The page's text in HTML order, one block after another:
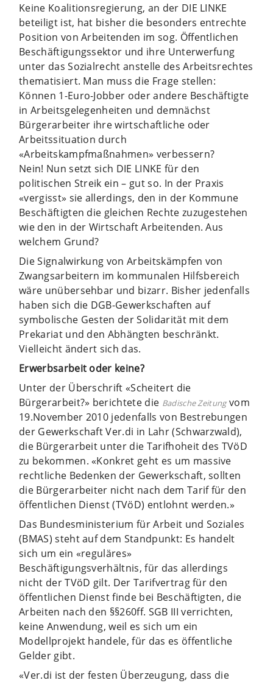
Keine Koalitionsregierung, an der DIE LINKE
beteiligt ist, hat bisher die besonders entrechte
Position von Arbeitenden im sog. Öffentlichen
Beschäftigungssektor und ihre Unterwerfung
unter das Sozialrecht anstelle des Arbeitsrechtes
thematisiert. Man muss die Frage stellen:
Können 1-Euro-Jobber oder andere Beschäftigte
in Arbeitsgelegenheiten und demnächst
Bürgerarbeiter ihre wirtschaftliche oder
Arbeitssituation durch
«Arbeitskampfmaßnahmen» verbessern?
Nein! Nun setzt sich DIE LINKE für den
politischen Streik ein – gut so. In der Praxis
«vergisst» sie allerdings, den in der Kommune
Beschäftigten die gleichen Rechte zuzugestehen
wie den in der Wirtschaft Arbeitenden. Aus
welchem Grund?
Die Signalwirkung von Arbeitskämpfen von
Zwangsarbeitern im kommunalen Hilfsbereich
wäre unübersehbar und bizarr. Bisher jedenfalls
haben sich die DGB-Gewerkschaften auf
symbolische Gesten der Solidarität mit dem
Prekariat und den Abhängten beschränkt.
Vielleicht ändert sich das.
Erwerbsarbeit oder keine?
Unter der Überschrift «Scheitert die
Bürgerarbeit?» berichtete die Badische Zeitungvom
19.November 2010 jedenfalls von Bestrebungen
der Gewerkschaft Ver.di in Lahr (Schwarzwald),
die Bürgerarbeit unter die Tarifhoheit des TVöD
zu bekommen. «Konkret geht es um massive
rechtliche Bedenken der Gewerkschaft, sollten
die Bürgerarbeiter nicht nach dem Tarif für den
öffentlichen Dienst (TVöD) entlohnt werden.»
Das Bundesministerium für Arbeit und Soziales
(BMAS) steht auf dem Standpunkt: Es handelt
sich um ein «reguläres»
Beschäftigungsverhältnis, für das allerdings
nicht der TVöD gilt. Der Tarifvertrag für den
öffentlichen Dienst finde bei Beschäftigten, die
Arbeiten nach den §§260ff. SGB III verrichten,
keine Anwendung, weil es sich um ein
Modellprojekt handele, für das es öffentliche
Gelder gibt.
«Ver.di ist der festen Überzeugung, dass die